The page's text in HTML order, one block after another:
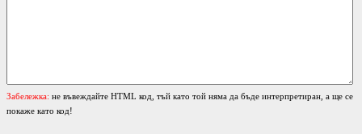
Забележка: не въвеждайте HTML код, тъй като той няма да бъде интерпретиран, а ще се
покаже като код!